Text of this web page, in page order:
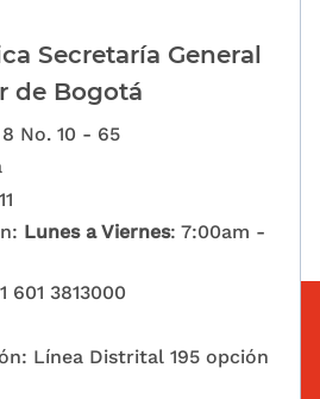
Secretaría General
de Bogotá
No. 10 - 65
Lunes a Viernes: 7:00am -
601 3813000
Línea Distrital 195 opción